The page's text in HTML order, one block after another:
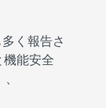
く報告さ
能安全